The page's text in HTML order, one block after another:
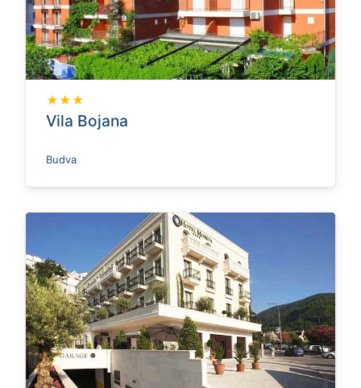
★★★
Vila Bojana
Budva